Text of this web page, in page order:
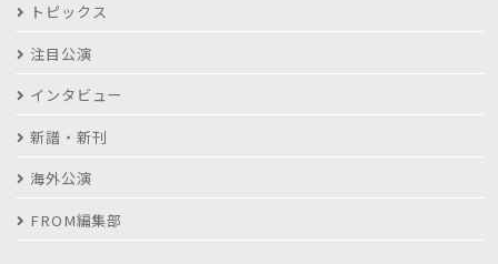
トピックス
注目公演
インタビュー
新譜・新刊
海外公演
FROM編集部